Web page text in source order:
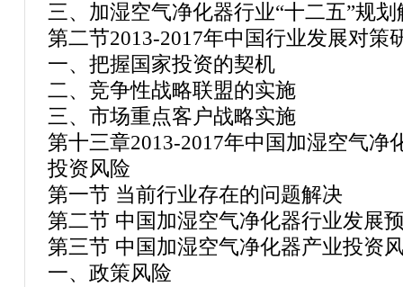
三、加湿空气净化器行业“十二五”规划
第二节2013-2017年中国行业发展对策
一、把握国家投资的契机
二、竞争性战略联盟的实施
三、市场重点客户战略实施
第十三章2013-2017年中国加湿空气净
投资风险
第一节 当前行业存在的问题解决
第二节 中国加湿空气净化器行业发展
第三节 中国加湿空气净化器产业投资
一、政策风险